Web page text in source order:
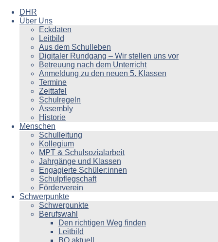
DHR
Über Uns
Eckdaten
Leitbild
Aus dem Schulleben
Digitaler Rundgang – Wir stellen uns vor
Betreuung nach dem Unterricht
Anmeldung zu den neuen 5. Klassen
Termine
Zeittafel
Schulregeln
Assembly
Historie
Menschen
Schulleitung
Kollegium
MPT & Schulsozialarbeit
Jahrgänge und Klassen
Engagierte Schüler:innen
Schulpflegschaft
Förderverein
Schwerpunkte
Schwerpunkte
Berufswahl
Den richtigen Weg finden
Leitbild
BO aktuell